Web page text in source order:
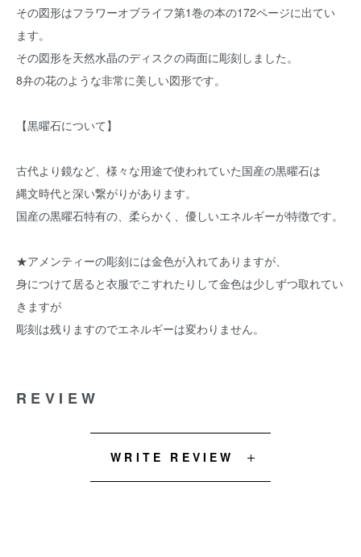
その図形はフラワーオブライフ第1巻の本の172ページに出てい
ます。
その図形を天然水晶のディスクの両面に彫刻しました。
8弁の花のような非常に美しい図形です。
【黒曜石について】
古代より鏡など、様々な用途で使われていた国産の黒曜石は
縄文時代と深い繋がりがあります。
国産の黒曜石特有の、柔らかく、優しいエネルギーが特徴です。
★アメンティーの彫刻には金色が入れてありますが、
身につけて居ると衣服でこすれたりして金色は少しずつ取れてい
きますが
彫刻は残りますのでエネルギーは変わりません。
REVIEW
WRITE REVIEW